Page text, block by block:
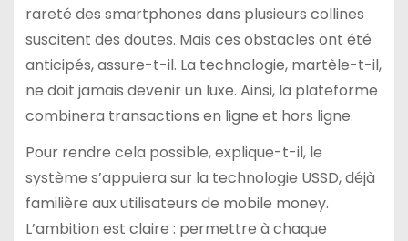
rareté des smartphones dans plusieurs collines
suscitent des doutes. Mais ces obstacles ont été
anticipés, assure-t-il. La technologie, martèle-t-il,
ne doit jamais devenir un luxe. Ainsi, la plateforme
combinera transactions en ligne et hors ligne.
Pour rendre cela possible, explique-t-il, le
système s’appuiera sur la technologie USSD, déjà
familière aux utilisateurs de mobile money.
L’ambition est claire : permettre à chaque